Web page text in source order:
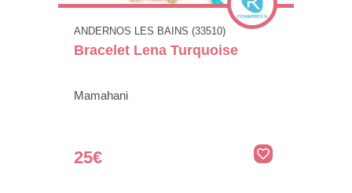
ANDERNOS LES BAINS (33510)
Bracelet Lena Turquoise
Mamahani
25€